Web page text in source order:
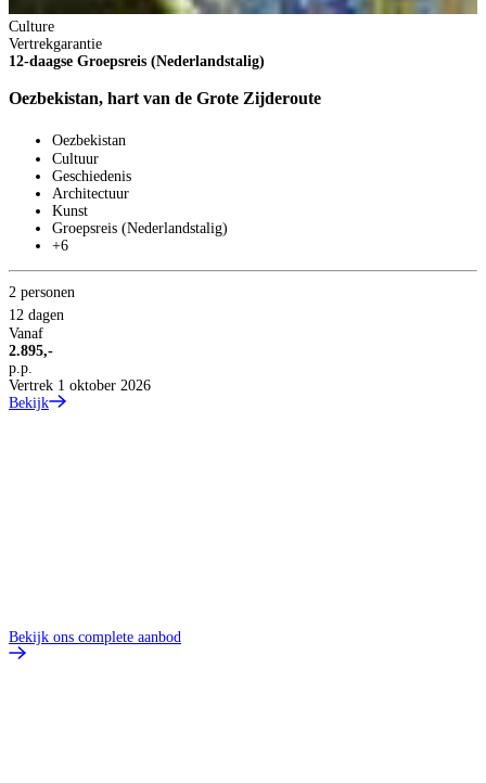
Culture
Vertrekgarantie
12-daagse Groepsreis (Nederlandstalig)
Oezbekistan, hart van de Grote Zijderoute
Oezbekistan
Cultuur
Geschiedenis
Architectuur
Kunst
Groepsreis (Nederlandstalig)
+6
2 personen
12 dagen
Vanaf
2.895,-
p.p.
Vertrek 1 oktober 2026
Bekijk
Bekijk ons complete aanbod